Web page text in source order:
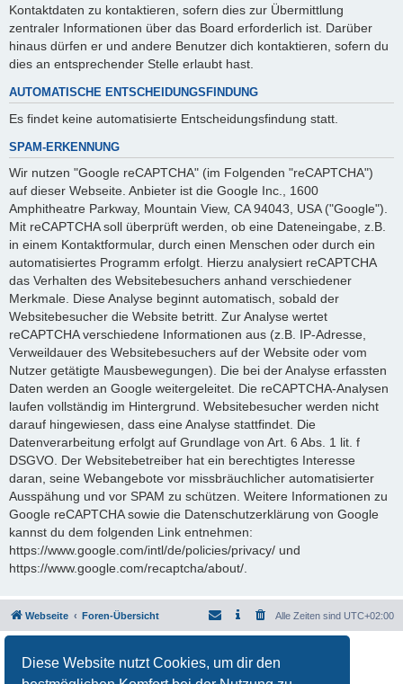
Diese Website nutzt Cookies, um dir den
Kontaktdaten zu kontaktieren, sofern dies zur Übermittlung
zentraler Informationen über das Board erforderlich ist. Darüber
hinaus dürfen er und andere Benutzer dich kontaktieren, sofern du
dies an entsprechender Stelle erlaubt hast.
AUTOMATISCHE ENTSCHEIDUNGSFINDUNG
Es findet keine automatisierte Entscheidungsfindung statt.
SPAM-ERKENNUNG
Wir nutzen "Google reCAPTCHA" (im Folgenden "reCAPTCHA")
auf dieser Webseite. Anbieter ist die Google Inc., 1600
Amphitheatre Parkway, Mountain View, CA 94043, USA ("Google").
Mit reCAPTCHA soll überprüft werden, ob eine Dateneingabe, z.B.
in einem Kontaktformular, durch einen Menschen oder durch ein
automatisiertes Programm erfolgt. Hierzu analysiert reCAPTCHA
das Verhalten des Websitebesuchers anhand verschiedener
Merkmale. Diese Analyse beginnt automatisch, sobald der
Websitebesucher die Website betritt. Zur Analyse wertet
reCAPTCHA verschiedene Informationen aus (z.B. IP-Adresse,
Verweildauer des Websitebesuchers auf der Website oder vom
Nutzer getätigte Mausbewegungen). Die bei der Analyse erfassten
Daten werden an Google weitergeleitet. Die reCAPTCHA-Analysen
laufen vollständig im Hintergrund. Websitebesucher werden nicht
darauf hingewiesen, dass eine Analyse stattfindet. Die
Datenverarbeitung erfolgt auf Grundlage von Art. 6 Abs. 1 lit. f
DSGVO. Der Websitebetreiber hat ein berechtigtes Interesse
daran, seine Webangebote vor missbräuchlicher automatisierter
Ausspähung und vor SPAM zu schützen. Weitere Informationen zu
Google reCAPTCHA sowie die Datenschutzerklärung von Google
kannst du dem folgenden Link entnehmen:
https://www.google.com/intl/de/policies/privacy/ und
https://www.google.com/recaptcha/about/.
Webseite Foren-Übersicht Alle Zeiten sind UTC+02:00
Deutsche Übersetzung durchphpBB.de
Datenschutz|Nutzungsbedingungen